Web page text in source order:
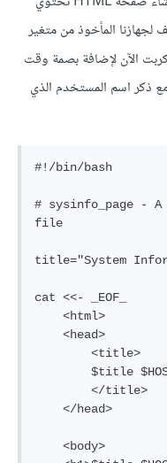
المأخوذ من متغير
الآن لإضافة بصمة وقت
ذكر اسم المستخدم الذي
#!/bin/bash
# sysinfo_page - A
file
title="System
cat <<- _EOF_